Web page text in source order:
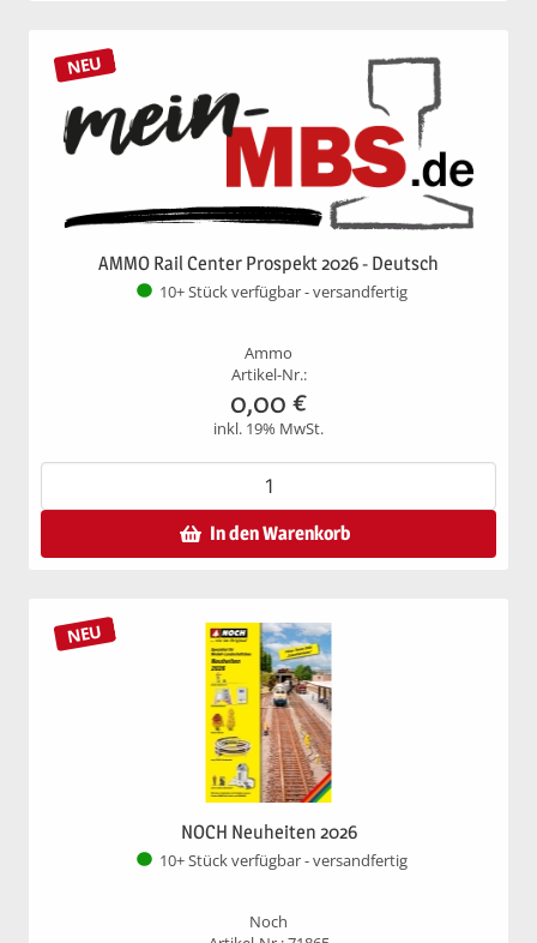
NEU
AMMO Rail Center Prospekt 2026 - Deutsch
10+ Stück verfügbar - versandfertig
Ammo
Artikel-Nr.:
0,00 €
inkl. 19% MwSt.
In den Warenkorb
NEU
NOCH Neuheiten 2026
10+ Stück verfügbar - versandfertig
Noch